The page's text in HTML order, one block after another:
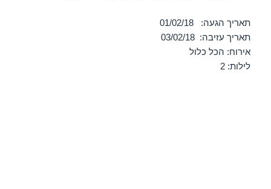
תאריך הגעה: 01/02/18
תאריך עזיבה: 03/02/18
אירוח: הכל כלול
לילות: 2